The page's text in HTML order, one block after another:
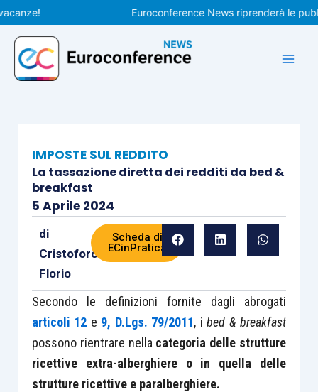
Vai
al
contenuto
Euroconference News riprenderà le
IMPOSTE SUL REDDITO
La tassazione diretta dei redditi da bed &
breakfast
5 Aprile 2024
di
Cristoforo
Florio
Scheda di
ECinPratica
Secondo le definizioni fornite dagli abrogati
articoli 12 e 9, D.Lgs. 79/2011, ibed & breakfast
possono rientrare nella categoria delle strutture
ricettive extra-alberghiere
o in quella delle
strutture ricettive e paralberghiere.